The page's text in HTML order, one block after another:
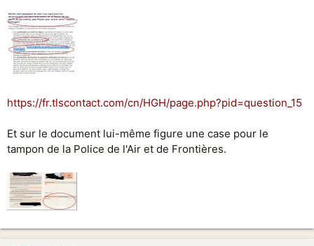
https://fr.tlscontact.com/cn/HGH/page.php?pid=question_15
Et sur le document lui-même figure une case pour le
tampon de la Police de l'Air et de Frontières.